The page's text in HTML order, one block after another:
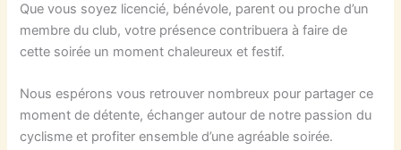
Que vous soyez licencié, bénévole, parent ou proche d’un
membre du club, votre présence contribuera à faire de
cette soirée un moment chaleureux et festif.
Nous espérons vous retrouver nombreux pour partager ce
moment de détente, échanger autour de notre passion du
cyclisme et profiter ensemble d’une agréable soirée.